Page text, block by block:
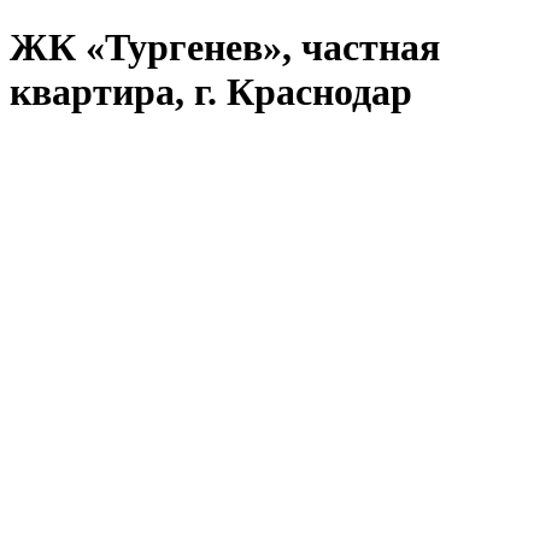
ЖК «Тургенев», частная
квартира, г. Краснодар